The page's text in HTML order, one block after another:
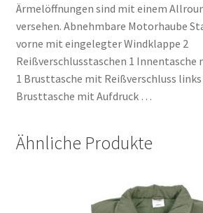
Ärmelöffnungen sind mit einem
versehen. Abnehmbare Motorhaube
vorne mit eingelegter Windklappe 2
Reißverschlusstaschen 1
1 Brusttasche mit Reißverschluss
Brusttasche mit Aufdruck …
Ähnliche Produkte